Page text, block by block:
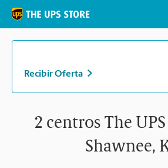
Skip to content
Return to Nav
Recibir Oferta
2 centros The
Shawnee,